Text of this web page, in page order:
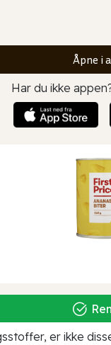
Åpne i
Har du ikke
er ikke